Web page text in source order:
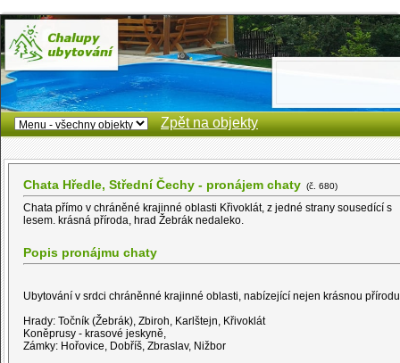
Zpět na objekty
Chata Hředle, Střední Čechy - pronájem chaty (č. 680)
Chata přímo v chráněné krajinné oblasti Křivoklát, z jedné strany sousedící s
lesem. krásná příroda, hrad Žebrák nedaleko.
Popis pronájmu chaty
Ubytování v srdci chráněnné krajinné oblasti, nabízející nejen krásnou
Hrady: Točník (Žebrák), Zbiroh, Karlštejn, Křivoklát
Koněprusy - krasové jeskyně,
Zámky: Hořovice, Dobříš, Zbraslav, Nižbor